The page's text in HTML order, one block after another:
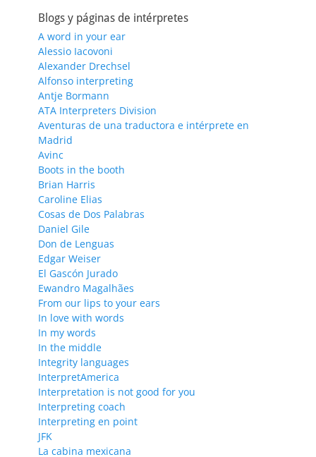
Blogs y páginas de intérpretes
A word in your ear
Alessio Iacovoni
Alexander Drechsel
Alfonso interpreting
Antje Bormann
ATA Interpreters Division
Aventuras de una traductora e intérprete en
Madrid
Avinc
Boots in the booth
Brian Harris
Caroline Elias
Cosas de Dos Palabras
Daniel Gile
Don de Lenguas
Edgar Weiser
El Gascón Jurado
Ewandro Magalhães
From our lips to your ears
In love with words
In my words
In the middle
Integrity languages
InterpretAmerica
Interpretation is not good for you
Interpreting coach
Interpreting en point
JFK
La cabina mexicana